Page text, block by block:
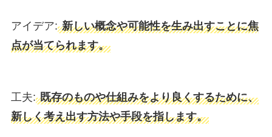
アイデア:新しい概念や可能性を生み出すことに焦
点が当てられます。
工夫:既存のものや仕組みをより良くするために、
新しく考え出す方法や手段を指します。